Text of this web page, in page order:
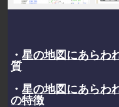
・星の地図にあらわ
質
・星の地図にあらわ
の特徴